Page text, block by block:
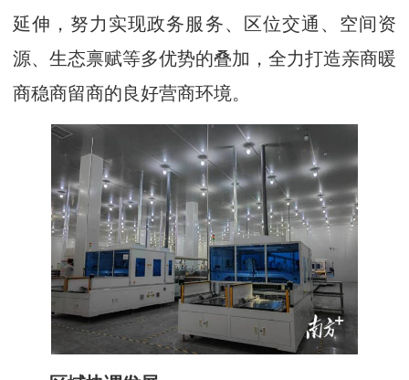
延伸，努力实现政务服务、区位交通、空间资
源、生态禀赋等多优势的叠加，全力打造亲商暖
商稳商留商的良好营商环境。